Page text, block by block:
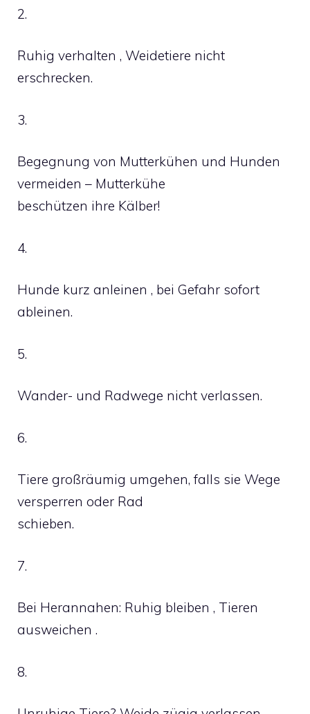
2.
Ruhig verhalten , Weidetiere nicht
erschrecken.
3.
Begegnung von Mutterkühen und Hunden
vermeiden – Mutterkühe
beschützen ihre Kälber!
4.
Hunde kurz anleinen , bei Gefahr sofort
ableinen.
5.
Wander- und Radwege nicht verlassen.
6.
Tiere großräumig umgehen, falls sie Wege
versperren oder Rad
schieben.
7.
Bei Herannahen: Ruhig bleiben , Tieren
ausweichen .
8.